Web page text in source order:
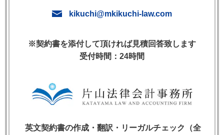
Anticipatory repudiatory breach of contract（アンティ
は，契約当事者の一方が，契約の履行期が到来する前
に，契約上の義務を履行しない意思を明確に示した
場合に，相手方が直ちに契約違反として扱い，契約上
の自己の義務から解放されることができるとするコモ
kikuchi@mkikuchi-law.com
※契約書を添付して頂ければ見積回答致します
受付時間：24時間
英文契約書の作成・翻訳・リーガルチェック（全